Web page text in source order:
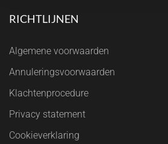
RICHTLIJNEN
Algemene voorwaarden
Annuleringsvoorwaarden
Klachtenprocedure
Privacy statement
Cookieverklaring